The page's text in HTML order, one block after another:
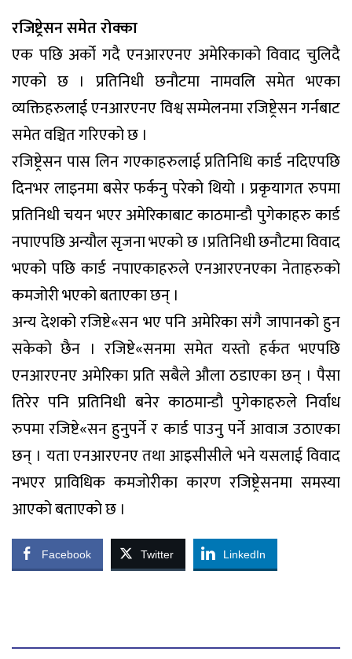
रजिष्ट्रेसन समेत रोक्का
एक पछि अर्को गदै एनआरएनए अमेरिकाको विवाद चुलिदै
गएको छ । प्रतिनिधी छनौटमा नामवलि समेत भएका
व्यक्तिहरुलाई एनआरएनए विश्व सम्मेलनमा रजिष्ट्रेसन गर्नबाट
समेत वञ्चित गरिएको छ ।
रजिष्ट्रेसन पास लिन गएकाहरुलाई प्रतिनिधि कार्ड नदिएपछि
दिनभर लाइनमा बसेर फर्कनु परेको थियो । प्रकृयागत रुपमा
प्रतिनिधी चयन भएर अमेरिकाबाट काठमान्डौ पुगेकाहरु कार्ड
नपाएपछि अन्यौल सृजना भएको छ ।प्रतिनिधी छनौटमा विवाद
भएको पछि कार्ड नपाएकाहरुले एनआरएनएका नेताहरुको
कमजोरी भएको बताएका छन् ।
अन्य देशको रजिष्टे«सन भए पनि अमेरिका संगै जापानको हुन
सकेको छैन । रजिष्टे«सनमा समेत यस्तो हर्कत भएपछि
एनआरएनए अमेरिका प्रति सबैले औला ठडाएका छन् । पैसा
तिरेर पनि प्रतिनिधी बनेर काठमान्डौ पुगेकाहरुले निर्वाध
रुपमा रजिष्टे«सन हुनुपर्ने र कार्ड पाउनु पर्ने आवाज उठाएका
छन् । यता एनआरएनए तथा आइसीसीले भने यसलाई विवाद
नभएर प्राविधिक कमजोरीका कारण रजिष्ट्रेसनमा समस्या
आएको बताएको छ ।
Facebook Twitter LinkedIn